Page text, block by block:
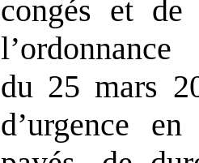
congés et
du 25 mars
d’urgence